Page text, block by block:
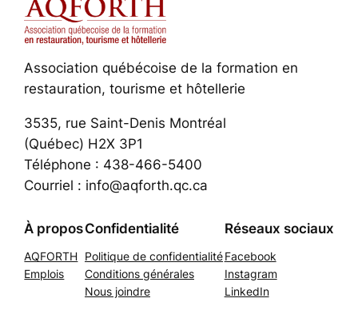
Association québécoise de la formation en
restauration, tourisme et hôtellerie
3535, rue Saint-Denis Montréal
(Québec) H2X 3P1
Téléphone : 438-466-5400
Courriel : info@aqforth.qc.ca
À propos
AQFORTH
Emplois
Confidentialité
Politique de confidentialité
Conditions générales
Nous joindre
Réseaux sociaux
Facebook
Instagram
LinkedIn